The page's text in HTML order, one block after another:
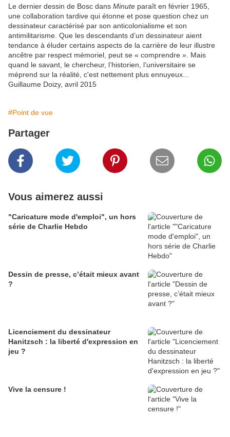
Le dernier dessin de Bosc dans Minute paraît en février 1965,
une collaboration tardive qui étonne et pose question chez un
dessinateur caractérisé par son anticolonialisme et son
antimilitarisme. Que les descendants d’un dessinateur aient
tendance à éluder certains aspects de la carrière de leur illustre
ancêtre par respect mémoriel, peut se « comprendre ». Mais
quand le savant, le chercheur, l’historien, l’universitaire se
méprend sur la réalité, c'est nettement plus ennuyeux...
Guillaume Doizy, avril 2015
#Point de vue
Partager
Vous aimerez aussi
"Caricature mode d'emploi", un hors
série de Charlie Hebdo
Dessin de presse, c’était mieux avant
?
Licenciement du dessinateur
Hanitzsch : la liberté d'expression en
jeu ?
Vive la censure !